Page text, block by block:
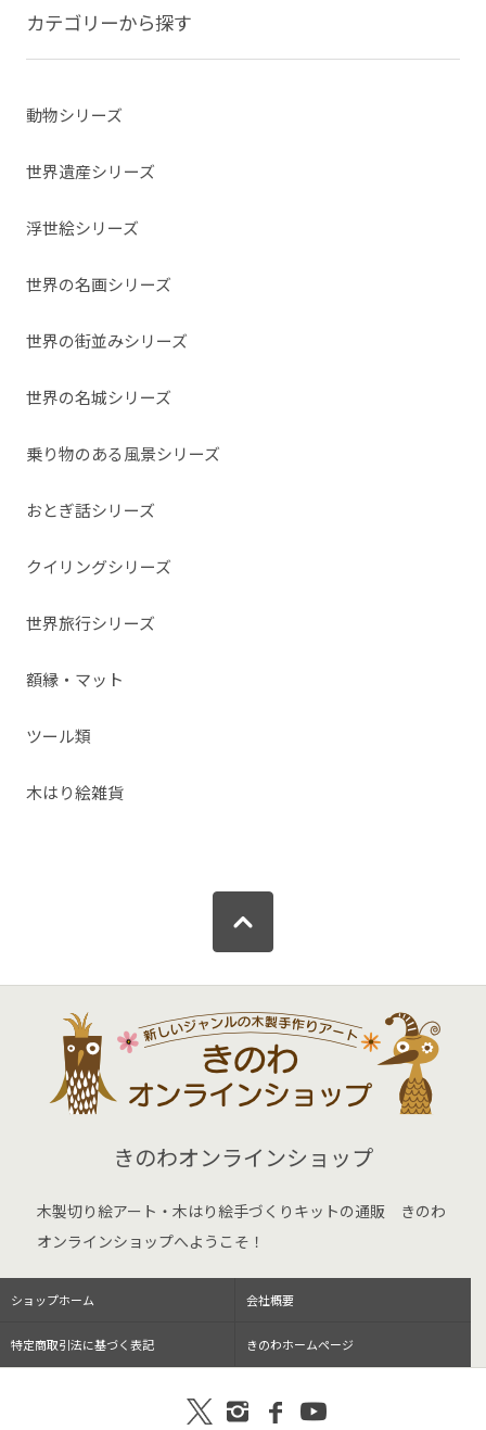
カテゴリーから探す
動物シリーズ
世界遺産シリーズ
浮世絵シリーズ
世界の名画シリーズ
世界の街並みシリーズ
世界の名城シリーズ
乗り物のある風景シリーズ
おとぎ話シリーズ
クイリングシリーズ
世界旅行シリーズ
額縁・マット
ツール類
木はり絵雑貨
きのわオンラインショップ
木製切り絵アート・木はり絵手づくりキットの通販 きのわ
オンラインショップへようこそ！
ショップホーム 会社概要
特定商取引法に基づく表記 きのわホームページ